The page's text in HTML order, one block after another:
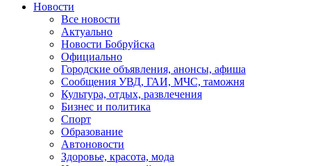
Новости
Все новости
Актуально
Новости Бобруйска
Официально
Городские объявления, анонсы, афиша
Сообщения УВД, ГАИ, МЧС, таможня
Культура, отдых, развлечения
Бизнес и политика
Спорт
Образование
Автоновости
Здоровье, красота, мода